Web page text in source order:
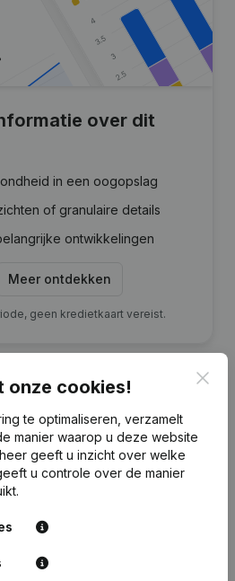
over dit
in een oogopslag
of granulaire details
ontwikkelingen
Meer ontdekken
geen kredietkaart vereist.
van M. van de Ven
132.317
onze cookies!
te optimaliseren, verzamelt
manier waarop u deze website
geeft u inzicht over welke
u controle over de manier